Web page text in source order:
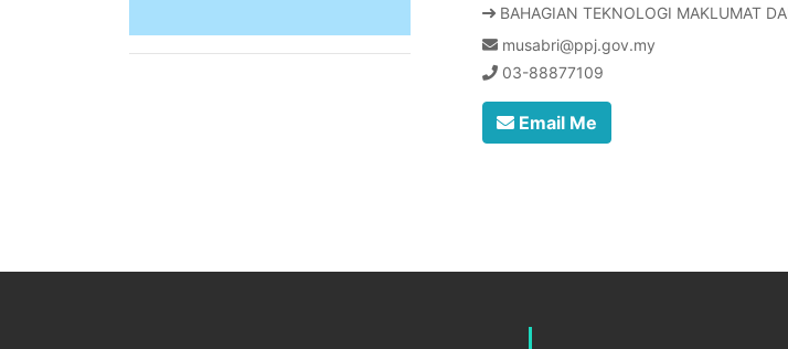
BAHAGIAN TEKNOLOGI MAKLUMAT
musabri@ppj.gov.my
03-88877109
Email Me